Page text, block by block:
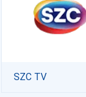
SZC TV